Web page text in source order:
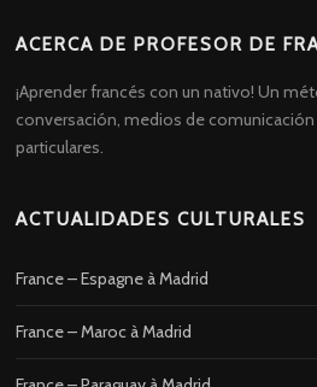
ACERCA DE PROFESOR DE
¡Aprender francés con un nativo! Un
conversación, medios de
particulares.
ACTUALIDADES CULTURALES
France – Espagne à Madrid
France – Maroc à Madrid